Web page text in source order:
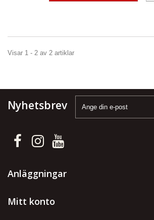
Visar 1 - 2 av 2 artiklar
Nyhetsbrev
Anläggningar
Mitt konto